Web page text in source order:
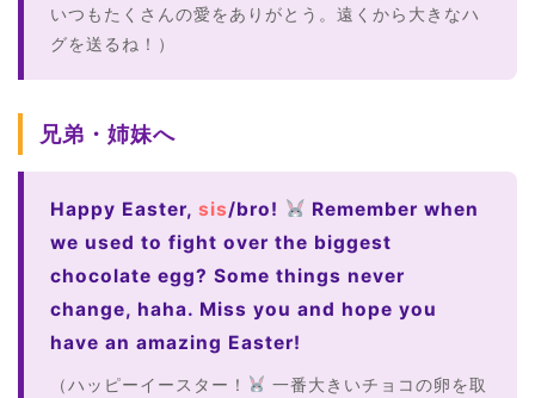
いつもたくさんの愛をありがとう。遠くから大きなハ
グを送るね！）
兄弟・姉妹へ
Happy Easter, sis/bro!
Remember when
we used to fight over the biggest
chocolate egg? Some things never
change, haha. Miss you and hope you
have an amazing Easter!
（ハッピーイースター！
一番大きいチョコの卵を取